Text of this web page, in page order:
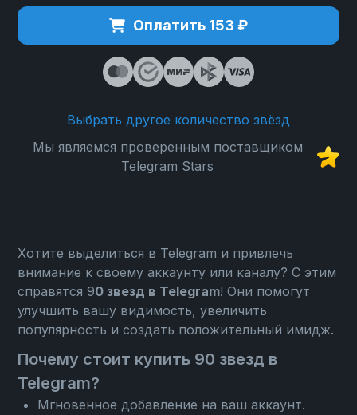
Оплатить 153 ₽
Выбрать другое количество звёзд
Мы являемся проверенным поставщиком
Telegram Stars
Хотите выделиться в Telegram и привлечь
внимание к своему аккаунту или каналу? С этим
справятся 90 звезд в Telegram! Они помогут
улучшить вашу видимость, увеличить
популярность и создать положительный имидж.
Почему стоит купить 90 звезд в
Telegram?
Мгновенное добавление на ваш аккаунт.